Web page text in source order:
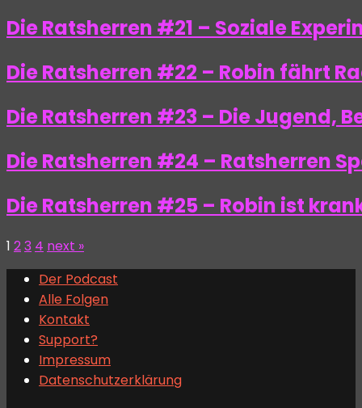
Die Ratsherren #21 – Soziale
Die Ratsherren #22 – Robin fährt
Die Ratsherren #23 – Die Jugend,
Die Ratsherren #24 – Ratsherren
Die Ratsherren #25 – Robin ist
1 23 4 next »
Der Podcast
Alle Folgen
Kontakt
Support?
Impressum
Datenschutzerklärung